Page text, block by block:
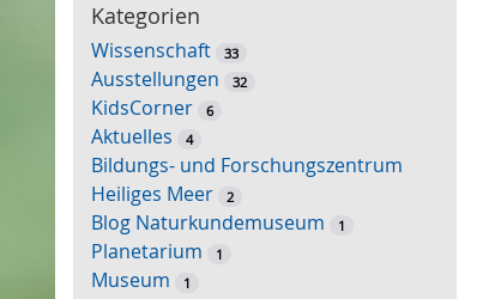
w
o
r
t
-
S
u
c
h
e
Kategorien
Wissenschaft 33
Ausstellungen 32
KidsCorner 6
Aktuelles 4
Bildungs- und Forschungszentrum
Heiliges Meer
2
Blog Naturkundemuseum 1
Planetarium 1
Museum 1